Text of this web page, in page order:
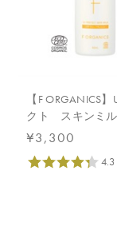
【F ORGANICS
クト スキンミル
¥3,300